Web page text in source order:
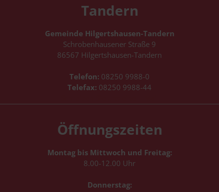
Tandern
Gemeinde Hilgertshausen-Tandern
Schrobenhausener Straße 9
86567 Hilgertshausen-Tandern
Telefon: 08250 9988-0
Telefax: 08250 9988-44
Öffnungszeiten
Montag bis Mittwoch und Freitag:
8.00-12.00 Uhr
Donnerstag: